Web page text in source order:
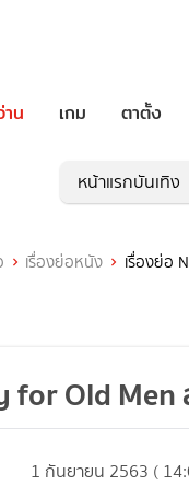
าน เกม ตาตั้ง
หน้าแรกบันเทิง
เรื่องย่อหนัง เรื่องย่อ
for Old
1 กันยายน 2563 (